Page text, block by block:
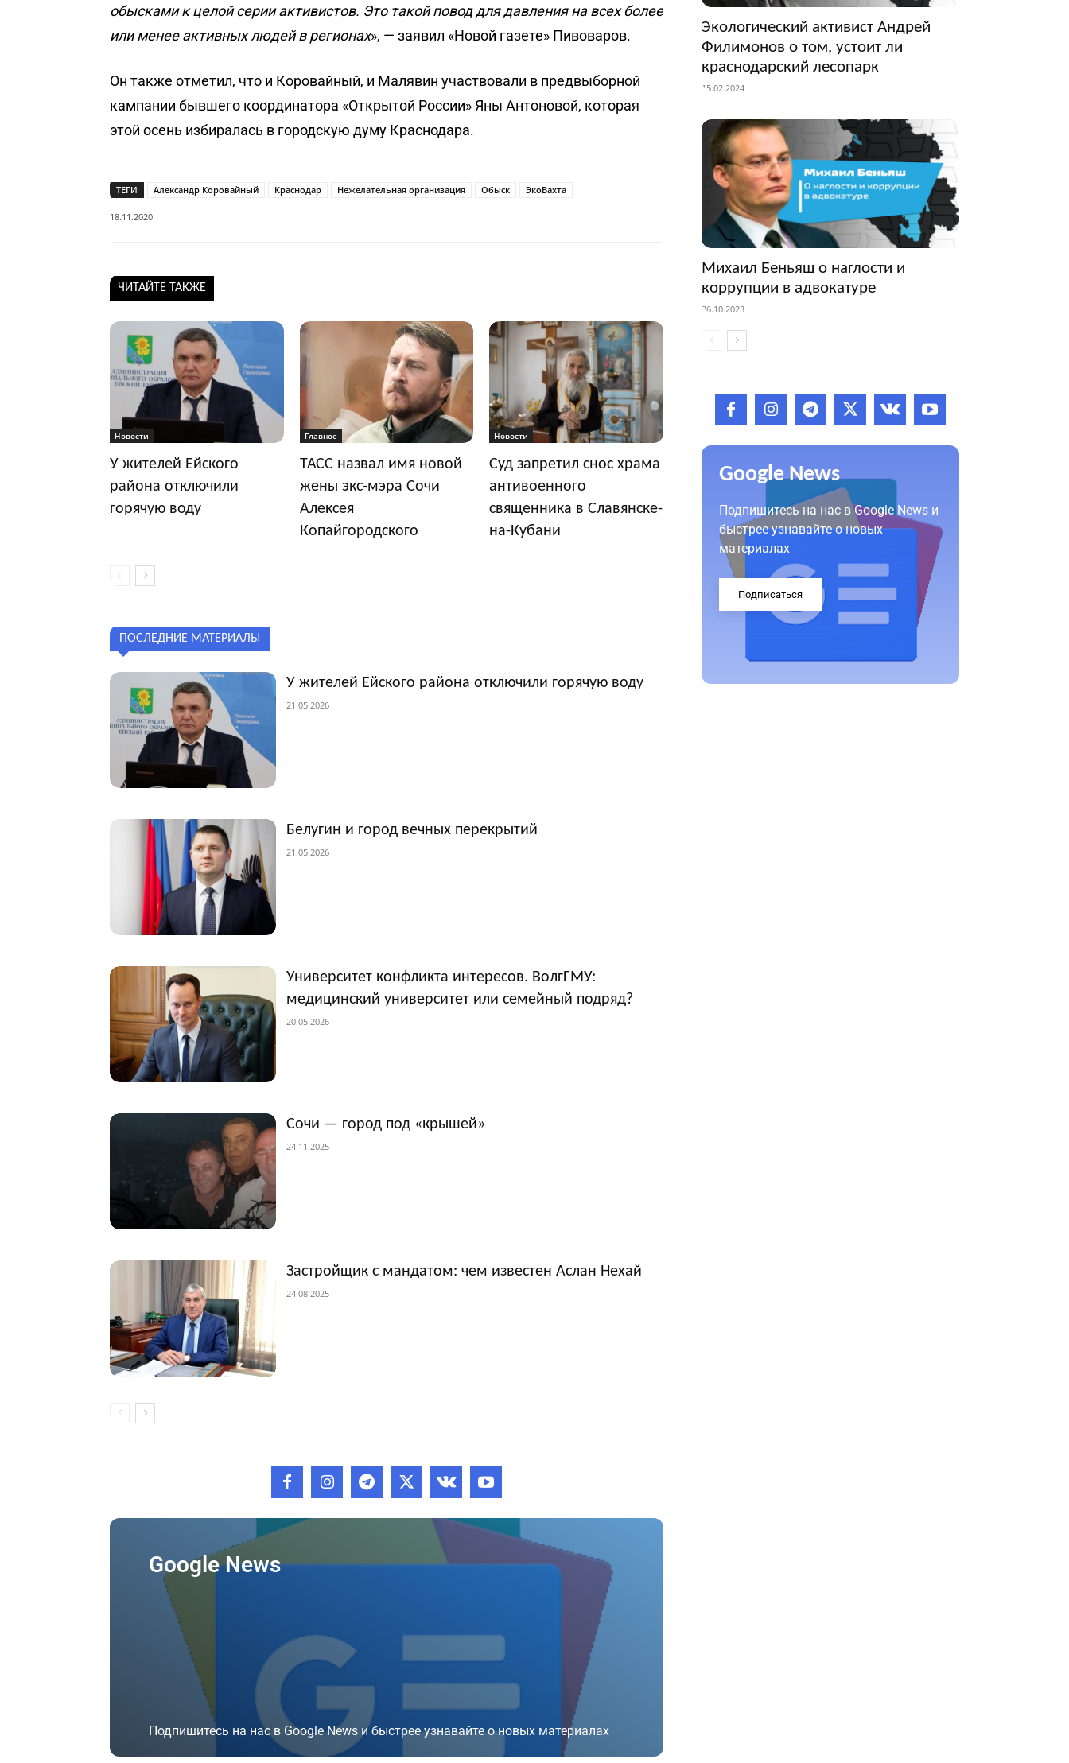
обысками к целой серии активистов. Это такой повод для давления на всех более
или менее активных людей в регионах», — заявил «Новой газете» Пивоваров.
Он также отметил, что и Коровайный, и Малявин участвовали в предвыборной
кампании бывшего координатора «Открытой России» Яны Антоновой, которая
этой осень избиралась в городскую думу Краснодара.
ТЕГИ Александр Коровайный Краснодар Нежелательная организация Обыск ЭкоВахта
18.11.2020
ЧИТАЙТЕ ТАКЖЕ
Новости
У жителей Ейского
района отключили
горячую воду
Главное
ТАСС назвал имя новой
жены экс-мэра Сочи
Алексея
Копайгородского
Новости
Суд запретил снос храма
антивоенного
священника в Славянске-
на-Кубани
ПОСЛЕДНИЕ МАТЕРИАЛЫ
У жителей Ейского района отключили горячую воду
21.05.2026
Белугин и город вечных перекрытий
21.05.2026
Университет конфликта интересов. ВолгГМУ:
медицинский университет или семейный подряд?
20.05.2026
Сочи — город под «крышей»
24.11.2025
Застройщик с мандатом: чем известен Аслан Нехай
24.08.2025
Google News
Подпишитесь на нас в Google News и быстрее узнавайте о новых материалах
Экологический активист Андрей
Филимонов о том, устоит ли
краснодарский лесопарк
15.02.2024
Михаил Беньяш о наглости и
коррупции в адвокатуре
26.10.2023
Google News
Подпишитесь на нас в Google News и
быстрее узнавайте о новых
материалах
Подписаться